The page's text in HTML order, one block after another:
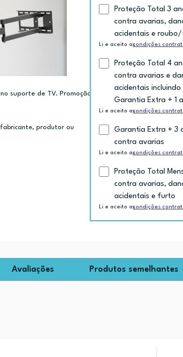
suporte de TV. Promoção
produtor ou
Proteção Total 3
contra avarias,
acidentais e
Li e aceito ascondições
Proteção Total 4
contra avarias e
acidentais incluindo
Garantia Extra + 1
Li e aceito ascondições
Garantia Extra + 3
contra avarias
Li e aceito ascondições
Proteção Total
contra avarias,
acidentais e furto
Li e aceito ascondições
Avaliações Produtos semelhantes